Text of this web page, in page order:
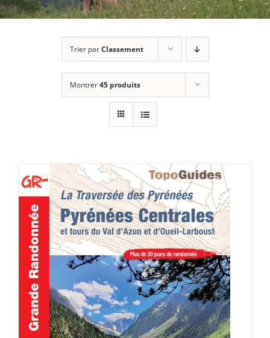
Trier parClassement
Montrer45 produits
AJOUTER AU PANIER / DÉTAILS